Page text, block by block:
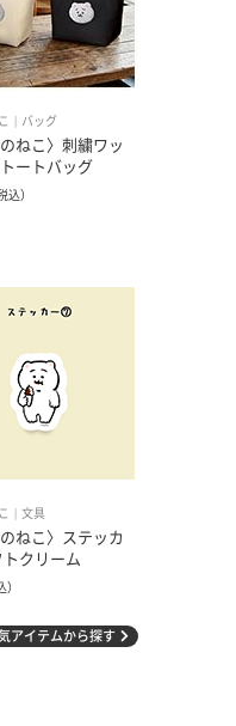
バッグ
のねこ〉刺繍ワッ
ートバッグ
込）
文具
のねこ〉ステッカ
クリーム
）
アイテムから探す